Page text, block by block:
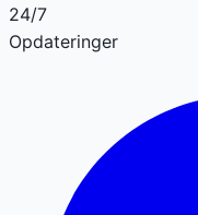
24/7
Opdateringer